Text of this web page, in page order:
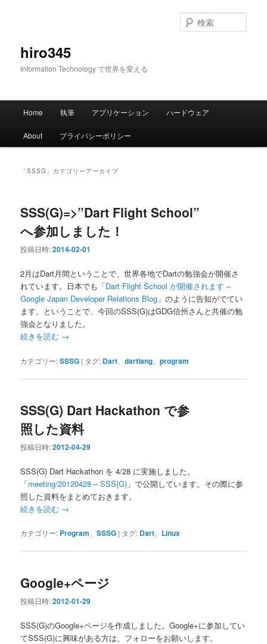
hiro345
Information Technology で世界を変える
索
メ
Home 執筆 アプリケーション ハードウェア
About プライバシーポリシー
「SSSG 」カテゴリーアーカイブ
SSS(G)=>”Dart Flight School”
へ参加しました！
投稿日時:2014-02-01
2月はDart月間ということで、世界各地でDartの勉強会が開催さ
れています。日本でも「Dart Flight School が開催されます –
Google Japan Developer Relations Blog 」のように告知がでてい
ます。ということで、今回のSSS(G)はGDG信州さんと共催の勉
強会となりました。
続きを読む →
カテゴリー:SSSG | タグ: Dart 、dartlang 、program
SSS(G) Dart Hackathon で参
照した資料
投稿日時:2012-04-29
SSS(G) Dart Hackathon を 4/28 に実施しました。
「meeting/20120428 – SSS(G) 」で公開しています。その際に参
照した資料をまとめておきます。
続きを読む →
カテゴリー: Program 、SSSG | タグ: Dart Linux
Google+ページ
投稿日時:2012-01-29
SSS(G)のGoogle+ページを作成しました。Google+に参加してい
てSSS(G)に興味がある方は、フォローをお願いします。